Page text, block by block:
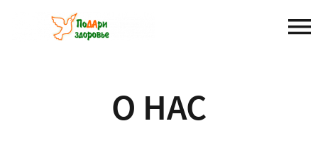
содержанию
О НАС